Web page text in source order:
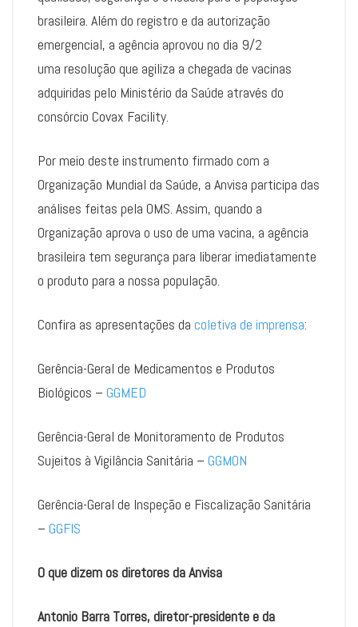
brasileira. Além do registro e da autorização
emergencial, a agência aprovou no dia 9/2
uma resolução que agiliza a chegada de vacinas
adquiridas pelo Ministério da Saúde através do
consórcio Covax Facility.
Por meio deste instrumento firmado com a
Organização Mundial da Saúde, a Anvisa participa das
análises feitas pela OMS. Assim, quando a
Organização aprova o uso de uma vacina, a agência
brasileira tem segurança para liberar imediatamente
o produto para a nossa população.
Confira as apresentações da coletiva de imprensa:
Gerência-Geral de Medicamentos e Produtos
Biológicos – GGMED
Gerência-Geral de Monitoramento de Produtos
Sujeitos à Vigilância Sanitária – GGMON
Gerência-Geral de Inspeção e Fiscalização Sanitária
– GGFIS
O que dizem os diretores da Anvisa
Antonio Barra Torres, diretor-presidente e da